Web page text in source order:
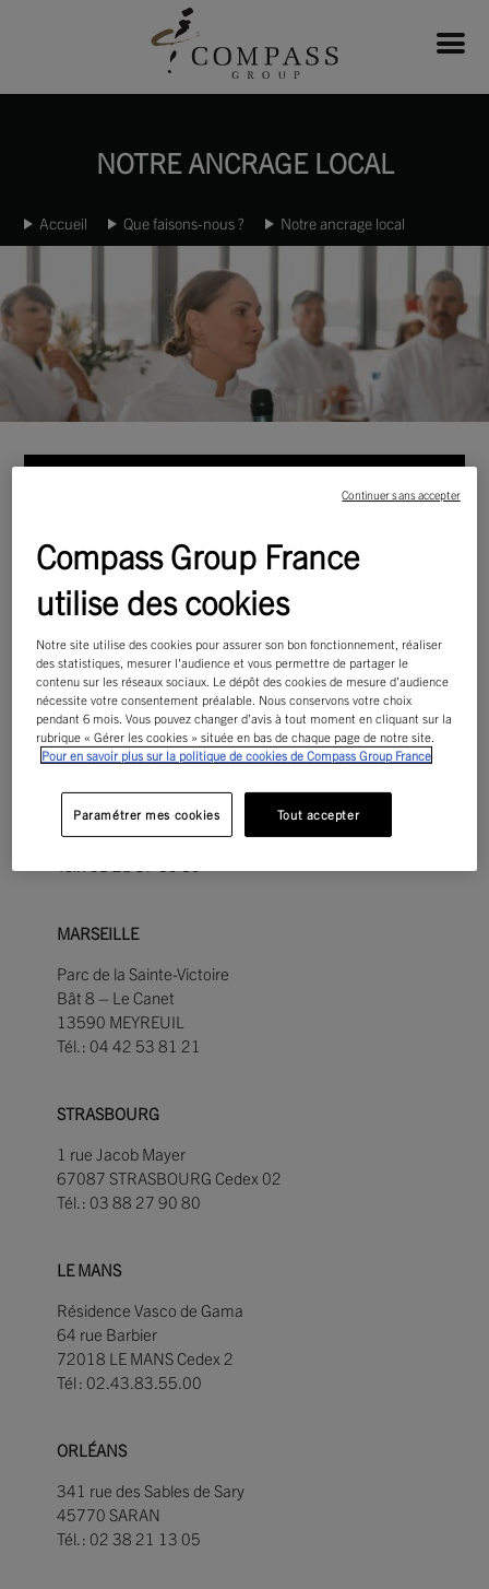
NOTRE ANCRAGE LOCAL
Accueil Que faisons-nous ? Notre ancrage local
Siège social : Compass Group France
Immeuble Kalifornia – 15 Boulevard Gabriel Péri,
92240 Malakoff
19 rue de la Ladrié – Bât 1
59650 VILLENEUVE D’ASCQ
MARSEILLE
Parc de la Sainte-Victoire
Bât 8 – Le Canet
13590 MEYREUIL
Tél. : 04 42 53 81 21
STRASBOURG
1 rue Jacob Mayer
67087 STRASBOURG Cedex 02
Tél. : 03 88 27 90 80
LE MANS
Résidence Vasco de Gama
64 rue Barbier
72018 LE MANS Cedex 2
Tél : 02.43.83.55.00
ORLÉANS
341 rue des Sables de Sary
45770 SARAN
Tél. : 02 38 21 13 05
Compass Group France
utilise des cookies
Notre site utilise des cookies pour assurer son bon fonctionnement, réaliser
des statistiques, mesurer l'audience et vous permettre de partager le
contenu sur les réseaux sociaux. Le dépôt des cookies de mesure d’audience
nécessite votre consentement préalable. Nous conservons votre choix
pendant 6 mois. Vous pouvez changer d’avis à tout moment en cliquant sur la
rubrique « Gérer les cookies » située en bas de chaque page de notre site.
Pour en savoir plus sur la politique de cookies de Compass Group France
Tout accepter
Paramétrer mes cookies
Continuer sans accepter